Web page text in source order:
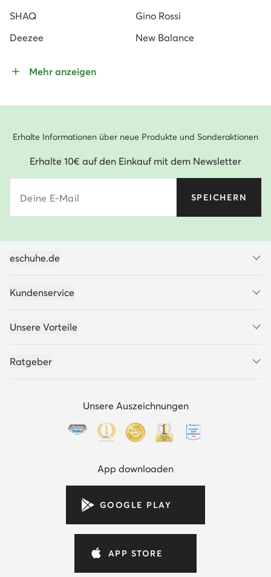
SHAQ
Gino Rossi
Deezee
New Balance
Mehr anzeigen
Erhalte Informationen über neue Produkte und Sonderaktionen
Erhalte 10€ auf den Einkauf mit dem Newsletter
Deine E-Mail SPEICHERN
eschuhe.de
Kundenservice
Unsere Vorteile
Ratgeber
Unsere Auszeichnungen
App downloaden
GOOGLE PLAY
APP STORE